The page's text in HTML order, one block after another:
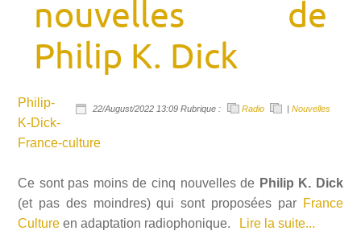
nouvelles de
Philip K. Dick
22/August/2022 13:09 Rubrique : Radio | Nouvelles
Philip-
K-Dick-
France-culture
Ce sont pas moins de cinq nouvelles de Philip K. Dick
(et pas des moindres) qui sont proposées par France
Culture en adaptation radiophonique. Lire la suite...